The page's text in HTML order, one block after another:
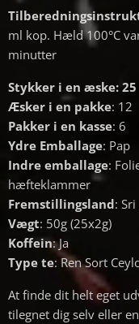
ml kop. Hæld 100°C
minutter
Stykker i en æske: 25
Æsker i en pakke: 12
Pakker i en kasse: 6
Ydre Emballage: Pap
Indre emballage:
hæfteklammer
Fremstillingsland:
Vægt: 50g (25x2g)
Koffein: Ja
Type te: Ren Sort
At finde dit helt eget
tilegnet dig selv eller